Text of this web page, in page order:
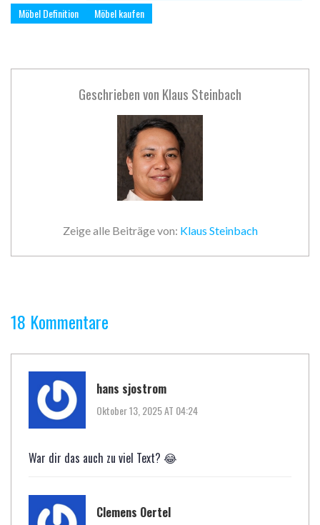
Möbel Definition
Möbel kaufen
Geschrieben von Klaus Steinbach
Zeige alle Beiträge von: Klaus Steinbach
18 Kommentare
hans sjostrom
Oktober 13, 2025 AT 04:24
War dir das auch zu viel Text? 😂
Clemens Oertel